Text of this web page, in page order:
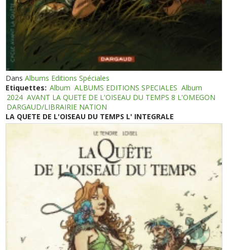
DansAlbums Editions Spéciales
Etiquettes: Album ALBUMS EDITIONS SPECIALES Album
2024 AVANT LA QUETE DE L'OISEAU DU TEMPS 8 L'OMEGON
DARGAUD/LIBRAIRIE NATION
LA QUETE DE L'OISEAU DU TEMPS L' INTEGRALE